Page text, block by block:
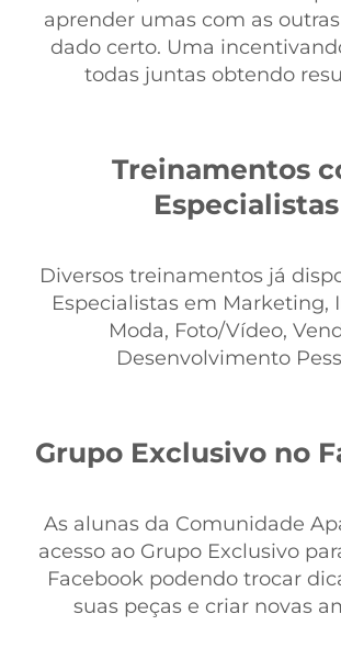
aprender umas com as
dado certo. Uma
todas juntas obtendo
Treinamentos
Especialistas
Diversos treinamentos já
Especialistas em Marketing,
Moda, Foto/Vídeo,
Desenvolvimento
Grupo Exclusivo no
As alunas da Comunidade
acesso ao Grupo Exclusivo
Facebook podendo trocar
suas peças e criar novas